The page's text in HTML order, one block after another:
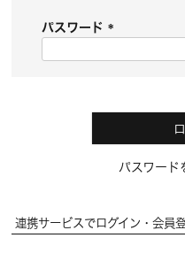
パスワード
パスワード
連携サービスでログイン・会員